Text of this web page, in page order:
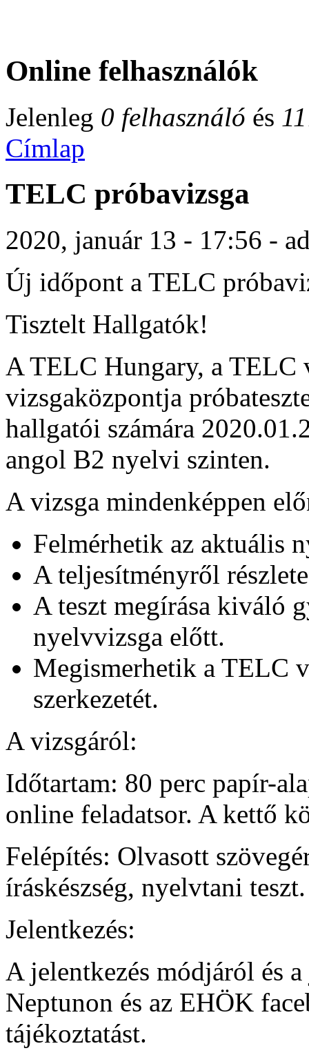
Online felhasználók
Jelenleg 0 felhasználó és
Címlap
TELC próbavizsga
2020, január 13 - 17:56 -
Új időpont a TELC
Tisztelt Hallgatók!
A TELC Hungary, a TELC
vizsgaközpontja
hallgatói számára
angol B2 nyelvi szinten.
A vizsga mindenképpen
Felmérhetik az aktuális
A teljesítményről
A teszt megírása kiváló
nyelvvizsga előtt.
Megismerhetik a TELC
szerkezetét.
A vizsgáról:
Időtartam: 80 perc papír-
online feladatsor. A kettő
Felépítés: Olvasott
íráskészség, nyelvtani teszt.
Jelentkezés:
A jelentkezés módjáról és
Neptunon és az EHÖK
tájékoztatást.